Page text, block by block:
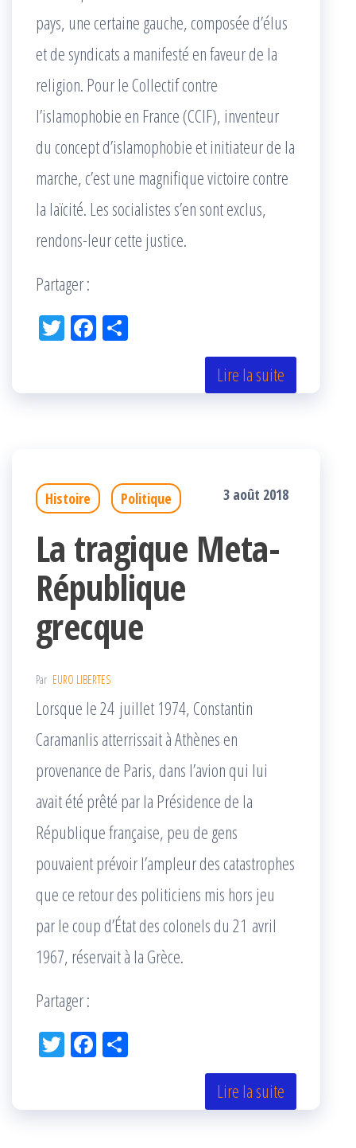
pays, une certaine gauche, composée d’élus
et de syndicats a manifesté en faveur de la
religion. Pour le Collectif contre
l’islamophobie en France (CCIF), inventeur
du concept d’islamophobie et initiateur de la
marche, c’est une magnifique victoire contre
la laïcité. Les socialistes s’en sont exclus,
rendons-leur cette justice.
Partager :
Tw Fac
k r
Lire la suite
Histoire Politique 3 août 2018
La tragique Meta-
République
grecque
Par EURO LIBERTES
Lorsque le 24 juillet 1974, Constantin
Caramanlis atterrissait à Athènes en
provenance de Paris, dans l’avion qui lui
avait été prêté par la Présidence de la
République française, peu de gens
pouvaient prévoir l’ampleur des catastrophes
que ce retour des politiciens mis hors jeu
par le coup d’État des colonels du 21 avril
1967, réservait à la Grèce.
Partager :
Tw Fac
k r
Lire la suite